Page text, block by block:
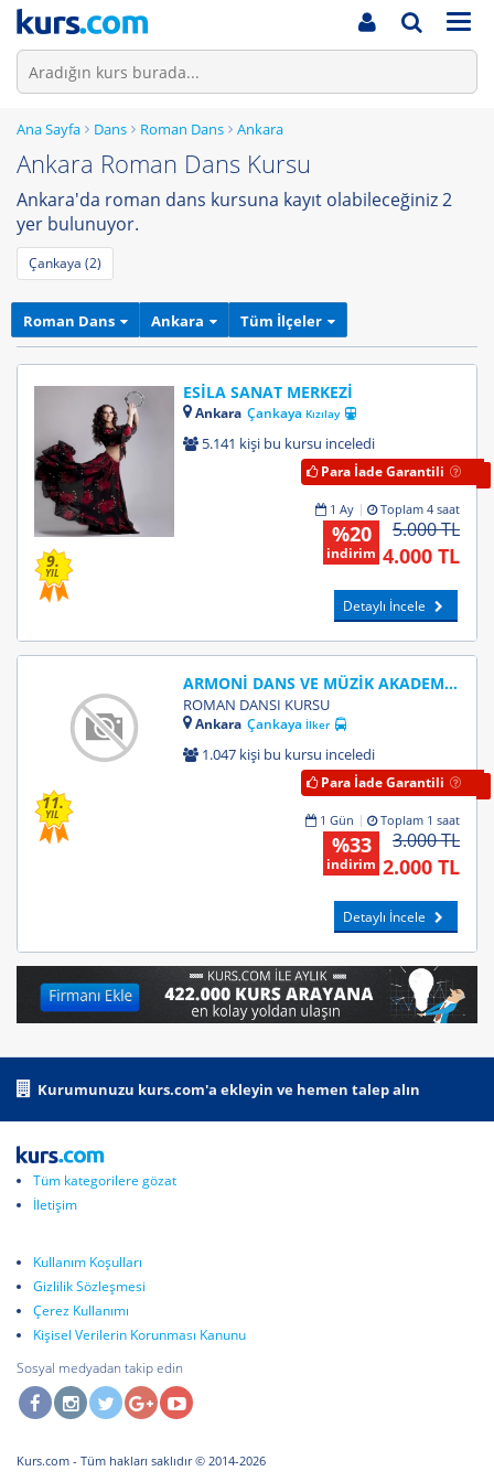
Ana Sayfa Dans Roman Dans Ankara
Ankara Roman Dans Kursu
Ankara'da roman dans kursuna kayıt olabileceğiniz 2
yer bulunuyor.
Çankaya (2)
Roman Dans Ankara Tüm İlçeler
9.
YIL
ESİLA SANAT MERKEZİ
Ankara Çankaya Kızılay
5.141 kişi bu kursu inceledi
Para İade Garantili
1 Ay Toplam 4 saat
5.000 TL
4.000 TL
%20
indirim
Detaylı İncele
11.
YIL
ARMONİ DANS VE MÜZİK AKADEMİSİ
ROMAN DANSI KURSU
Ankara Çankaya İlker
1.047 kişi bu kursu inceledi
Para İade Garantili
1 Gün Toplam 1 saat
3.000 TL
2.000 TL
%33
indirim
Detaylı İncele
Kurumunuzu kurs.com'a ekleyin ve hemen talep alın
Tüm kategorilere gözat
İletişim
Kullanım Koşulları
Gizlilik Sözleşmesi
Çerez Kullanımı
Kişisel Verilerin Korunması Kanunu
Sosyal medyadan takip edin
Kurs.com - Tüm hakları saklıdır © 2014-2026